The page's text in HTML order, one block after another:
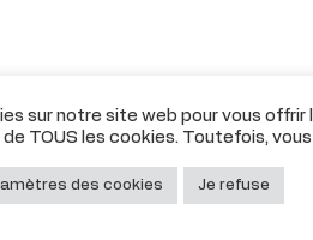
sur notre site web pour vous
TOUS les cookies. Toutefois,
des cookies Je refuse